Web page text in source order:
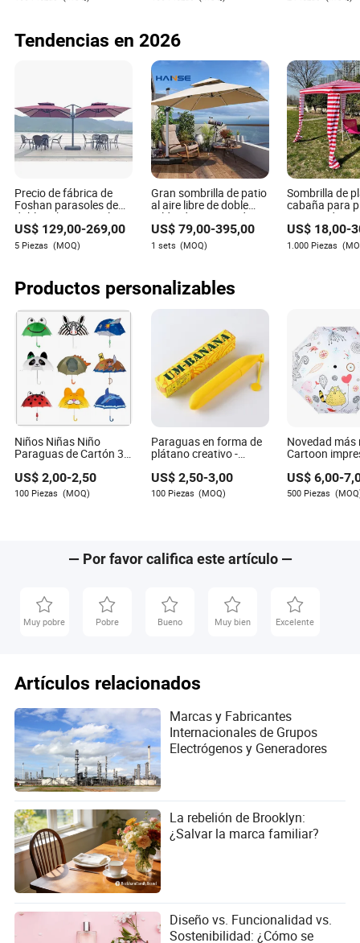
Paraguas plegable Sun
impresión de marcas
Tendencias en 2026
Precio de fábrica de
Foshan parasoles de
doble cabeza cantilever
personalizados para
jardín, grandes
sombrillas de patio y
US$ 129,00-269,00
5 Piezas (MOQ)
Gran sombrilla de patio
al aire libre de doble
toldo, dos partes, de
aluminio, fuerte
sombrilla doble para la
US$ 79,00-395,00
1 sets (MOQ)
Sombrilla de
cabaña para
eventos
sombrilla
para playa
US$ 18,00-
1.000 Piezas
Productos personalizables
Niños Niñas Niño
Paraguas de Cartón 3D
Emergente Regalo de
Lluvia en Stock
US$2,00-2,50
100 Piezas (MOQ)
Paraguas en forma de
plátano creativo -
fruta novedoso para
niños - Regalo
promocional único y
US$ 2,50-3,00
100 Piezas (MOQ)
Novedad más
Cartoon
Upf50+
manual
US$6,00-
500 Piezas
— Por favor califica este artículo —
Muy pobre Pobre Bueno Muy bien Excelente
Artículos relacionados
Marcas y Fabricantes
Internacionales de Grupos
Electrógenos y Generadores
La rebelión de Brooklyn:
¿Salvar la marca familiar?
Diseño vs. Funcionalidad vs.
Sostenibilidad: ¿Cómo se